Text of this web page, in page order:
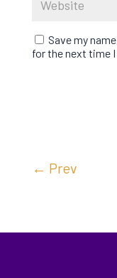
Save my
for the next time
← Prev